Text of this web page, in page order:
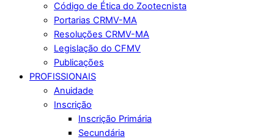
Código de Ética do Zootecnista
Portarias CRMV-MA
Resoluções CRMV-MA
Legislação do CFMV
Publicações
PROFISSIONAIS
Anuidade
Inscrição
Inscrição Primária
Secundária